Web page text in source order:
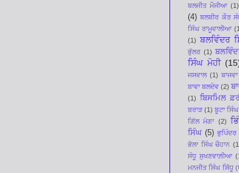
ਬਲਜੀਤ ਮੌਜੀਆ (1)
(4) ਬਲਬੀਰ ਕੌਰ
ਸਿੰਘ ਰਾਮੂਵਾਲੀਆ
(1) ਬਲਵਿੰਦਰ
ਭੁੱਲਰ (1)
ਸਿੰਘ ਮੋਹੀ
ਜਸਵਾਲ (1)
ਬਾਵਾ ਬਲਦੇਵ (2)
(1) ਬਿਸਮਿਲ
ਬਰਾੜ (1) ਬੂਟਾ
ਗਿੱਲ ਮੋਗਾ (2)
ਸਿੰਘ (5) ਭੁਪਿੰਦਰ
ਭੋਲਾ ਸਿੰਘ ਚੌਹਾਨ
ਸੰਧੂ ਸੁਖਣਵਾਲ਼ੀਆ
ਮਨਜੀਤ ਸਿੰਘ ਸਿੱਧੂ